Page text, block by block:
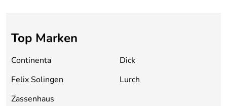
Top Marken
Continenta
Dick
Felix Solingen
Lurch
Zassenhaus